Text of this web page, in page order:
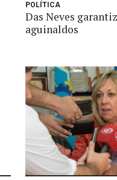
POLÍTICA
Das Neves
aguinaldos